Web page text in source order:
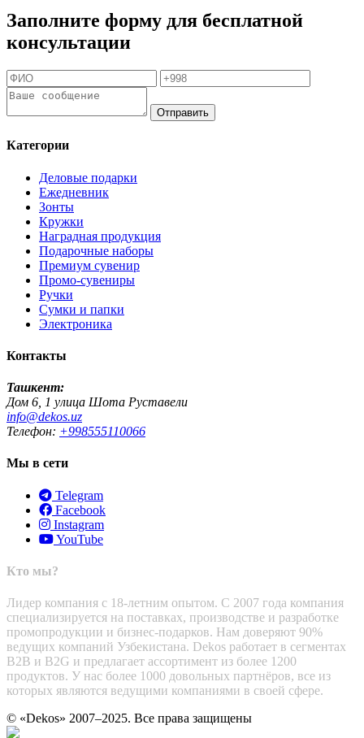
Заполните форму для бесплатной
консультации
Отправить
Категории
Деловые подарки
Ежедневник
Зонты
Кружки
Наградная продукция
Подарочные наборы
Премиум сувенир
Промо-сувениры
Ручки
Сумки и папки
Электроника
Контакты
Ташкент:
Дом 6, 1 улица Шота Руставели
info@dekos.uz
Телефон: +998555110066
Мы в сети
Telegram
Facebook
Instagram
YouTube
Кто мы?
Лидер компания с 18-летним опытом. С 2007 года компания
специализируется на поставках, производстве и разработке
промопродукции и бизнес-подарков. Нам доверяют 90%
ведущих компаний Узбекистана. Dekos работает в сегментах
B2B и B2G и предлагает ассортимент из более 1200
продуктов. У нас более 1000 довольных партнёров, все из
которых являются ведущими компаниями в своей сфере.
© «Dekos» 2007–2025. Все права защищены